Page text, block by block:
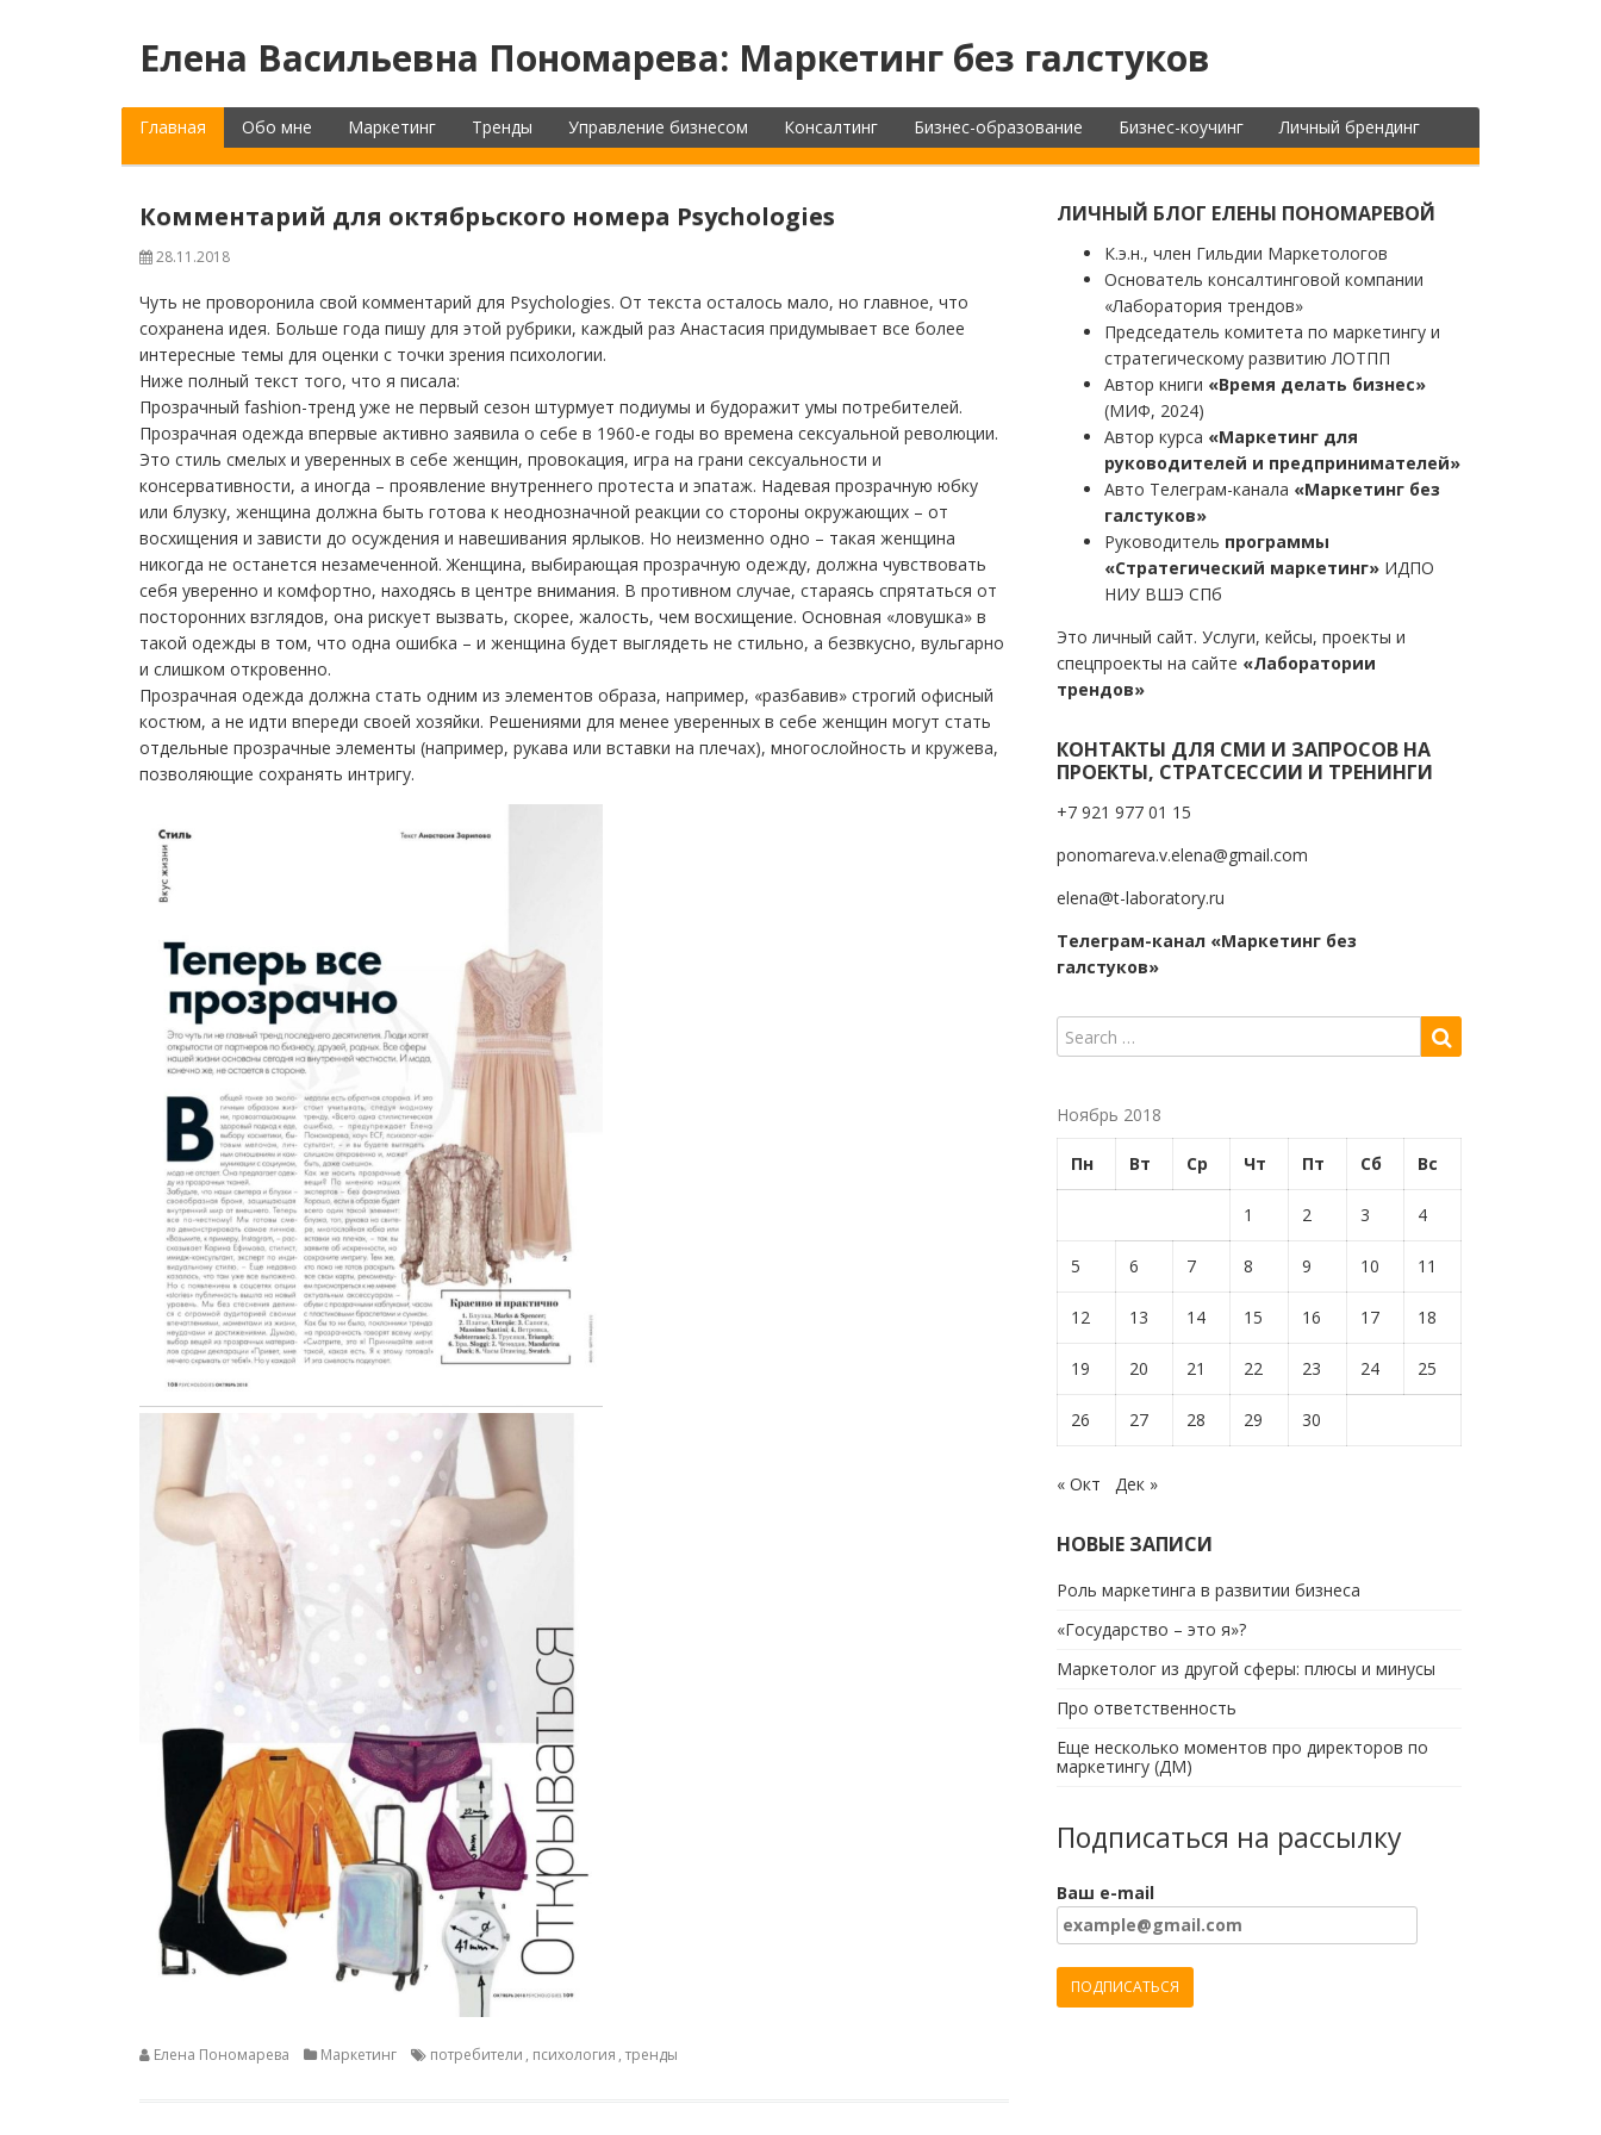
Елена Васильевна Пономарева: Маркетинг без галстуков
Главная Обо мне Маркетинг Тренды Управление бизнесом Консалтинг Бизнес-образование Бизнес-коучинг Личный брендинг
Комментарий для октябрьского номера Psychologies
28.11.2018
Чуть не проворонила свой комментарий для Psychologies. От текста осталось мало, но главное, что
сохранена идея. Больше года пишу для этой рубрики, каждый раз Анастасия придумывает все более
интересные темы для оценки с точки зрения психологии.
Ниже полный текст того, что я писала:
Прозрачный fashion-тренд уже не первый сезон штурмует подиумы и будоражит умы потребителей.
Прозрачная одежда впервые активно заявила о себе в 1960-е годы во времена сексуальной революции.
Это стиль смелых и уверенных в себе женщин, провокация, игра на грани сексуальности и
консервативности, а иногда – проявление внутреннего протеста и эпатаж. Надевая прозрачную юбку
или блузку, женщина должна быть готова к неоднозначной реакции со стороны окружающих – от
восхищения и зависти до осуждения и навешивания ярлыков. Но неизменно одно – такая женщина
никогда не останется незамеченной. Женщина, выбирающая прозрачную одежду, должна чувствовать
себя уверенно и комфортно, находясь в центре внимания. В противном случае, стараясь спрятаться от
посторонних взглядов, она рискует вызвать, скорее, жалость, чем восхищение. Основная «ловушка» в
такой одежды в том, что одна ошибка – и женщина будет выглядеть не стильно, а безвкусно, вульгарно
и слишком откровенно.
Прозрачная одежда должна стать одним из элементов образа, например, «разбавив» строгий офисный
костюм, а не идти впереди своей хозяйки. Решениями для менее уверенных в себе женщин могут стать
отдельные прозрачные элементы (например, рукава или вставки на плечах), многослойность и кружева,
позволяющие сохранять интригу.
Елена Пономарева Маркетинг потребители , психология , тренды
ЛИЧНЫЙ БЛОГ ЕЛЕНЫ ПОНОМАРЕВОЙ
К.э.н., член Гильдии Маркетологов
Основатель консалтинговой компании
«Лаборатория трендов»
Председатель комитета по маркетингу и
стратегическому развитию ЛОТПП
Автор книги «Время делать бизнес»
(МИФ, 2024)
Автор курса «Маркетинг для
руководителей и предпринимателей»
Авто Телеграм-канала «Маркетинг без
галстуков»
Руководитель программы
«Стратегический маркетинг» ИДПО
НИУ ВШЭ СПб
Это личный сайт. Услуги, кейсы, проекты и
спецпроекты на сайте «Лаборатории
трендов»
КОНТАКТЫ ДЛЯ СМИ И ЗАПРОСОВ НА
ПРОЕКТЫ, СТРАТСЕССИИ И ТРЕНИНГИ
+7 921 977 01 15
ponomareva.v.elena@gmail.com
elena@t-laboratory.ru
Телеграм-канал «Маркетинг без
галстуков»
Ноябрь 2018
Пн Вт Ср Чт Пт Сб Вс
1 2 3 4
5 6 7 8 9 10 11
12 13 14 15 16 17 18
19 20 21 22 23 24 25
26 27 28 29 30
« Окт Дек »
НОВЫЕ ЗАПИСИ
Роль маркетинга в развитии бизнеса
«Государство – это я»?
Маркетолог из другой сферы: плюсы и минусы
Про ответственность
Еще несколько моментов про директоров по
маркетингу (ДМ)
Подписаться на рассылку
Ваш e-mail